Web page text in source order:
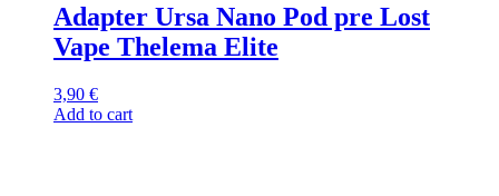
Adapter Ursa Nano Pod pre Lost
Vape Thelema Elite
3,90 €
Add to cart